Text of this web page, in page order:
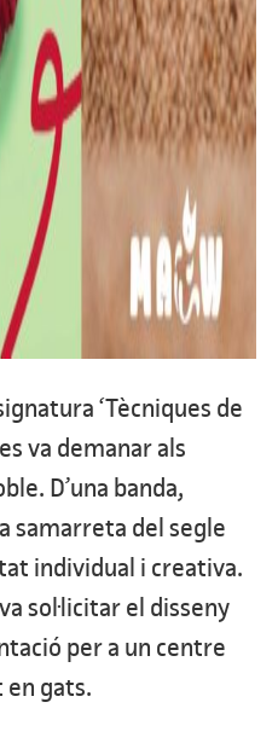
‘Tècniques de
va demanar als
D’una banda,
samarreta del segle
individual i creativa.
sol·licitar el disseny
per a un centre
gats.